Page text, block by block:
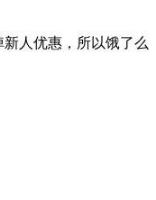
人优惠，所以饿了么